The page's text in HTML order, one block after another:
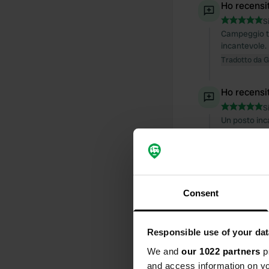
Consent
Responsible use of your
We and our 1022 partners
and access information on
Ho
Campeggio
incantevole.
Tradotto da
Ho
Un posto
Siamo
amichevole.